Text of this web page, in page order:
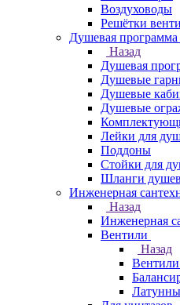
Воздуховоды
Решётки
Душевая программа
Назад
Душевая
Душевые
Душевые
Душевые
Лейки для
Поддоны
Стойки для
Шланги
Инженерная
Назад
Инженерная
Вентили
Назад
Вентили